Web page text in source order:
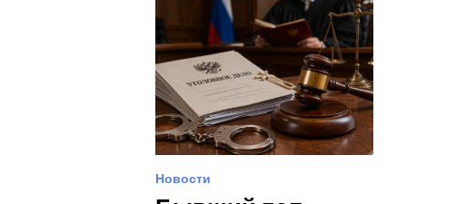
Новости